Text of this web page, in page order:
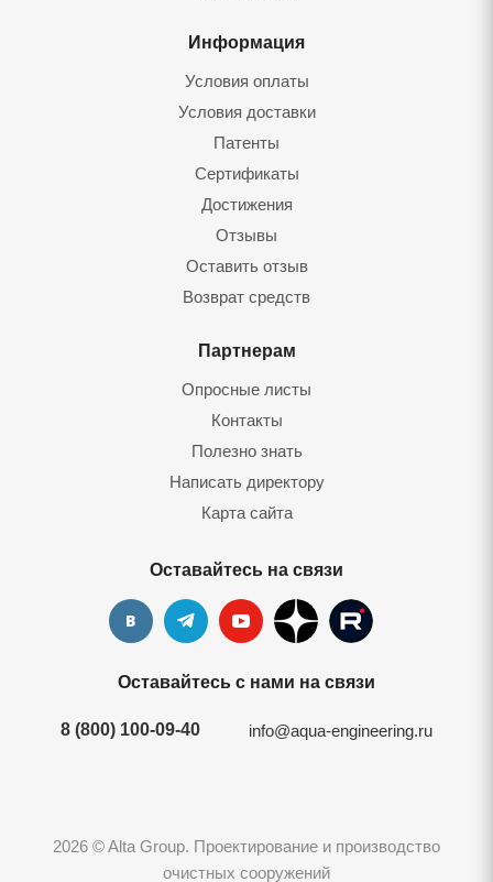
Информация
Условия оплаты
Условия доставки
Патенты
Сертификаты
Достижения
Отзывы
Оставить отзыв
Возврат средств
Партнерам
Опросные листы
Контакты
Полезно знать
Написать директору
Карта сайта
Оставайтесь на связи
Оставайтесь с нами на связи
8 (800) 100-09-40 info@aqua-engineering.ru
2026 © Alta Group. Проектирование и производство
очистных сооружений